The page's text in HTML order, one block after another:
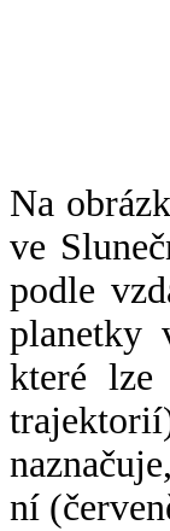
Na
ve
podle
planetky
které lze
ní